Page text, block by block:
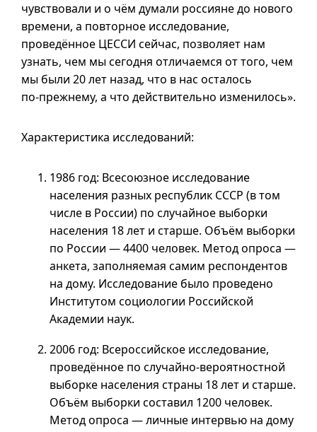
чувствовали и о чём думали россияне до нового
времени, а повторное исследование,
проведённое ЦЕССИ сейчас, позволяет нам
узнать, чем мы сегодня отличаемся от того, чем
мы были 20 лет назад, что в нас осталось
по-прежнему, а что действительно изменилось».
Характеристика исследований:
1986 год: Всесоюзное исследование
населения разных республик СССР (в том
числе в России) по случайное выборки
населения 18 лет и старше. Объём выборки
по России — 4400 человек. Метод опроса —
анкета, заполняемая самим респондентов
на дому. Исследование было проведено
Институтом социологии Российской
Академии наук.
2006 год: Всероссийское исследование,
проведённое по случайно-вероятностной
выборке населения страны 18 лет и старше.
Объём выборки составил 1200 человек.
Метод опроса — личные интервью на дому